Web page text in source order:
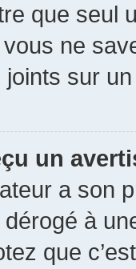
que seul
vous ne
sur
un
a son
à
que